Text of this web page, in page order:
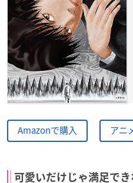
Amazonで購入 アニ
可愛いだけじゃ満足でき